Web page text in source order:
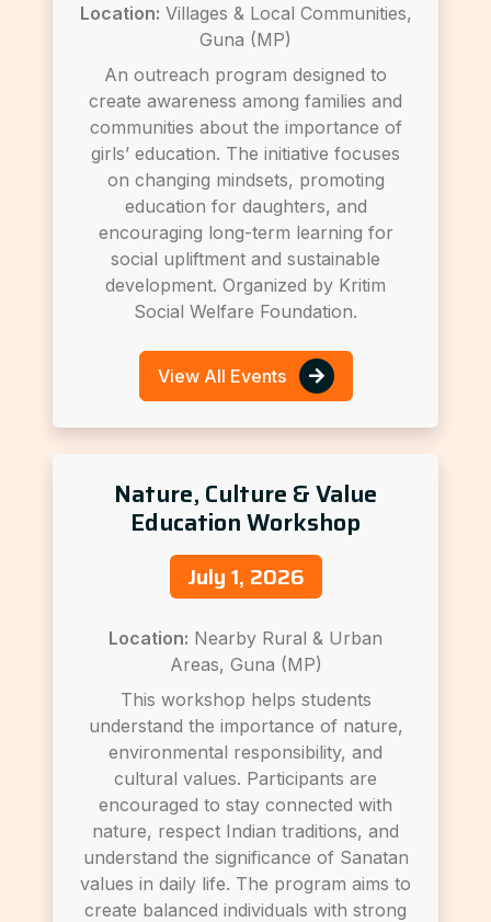
Location: Villages & Local Communities,
Guna (MP)
An outreach program designed to
create awareness among families and
communities about the importance of
girls’ education. The initiative focuses
on changing mindsets, promoting
education for daughters, and
encouraging long-term learning for
social upliftment and sustainable
development. Organized by Kritim
Social Welfare Foundation.
View All Events
Nature, Culture & Value
Education Workshop
July 1, 2026
Location: Nearby Rural & Urban
Areas, Guna (MP)
This workshop helps students
understand the importance of nature,
environmental responsibility, and
cultural values. Participants are
encouraged to stay connected with
nature, respect Indian traditions, and
understand the significance of Sanatan
values in daily life. The program aims to
create balanced individuals with strong